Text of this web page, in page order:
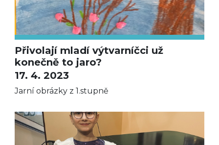
Přivolají mladí výtvarníčci už
konečně to jaro?
17. 4. 2023
Jarní obrázky z 1.stupně